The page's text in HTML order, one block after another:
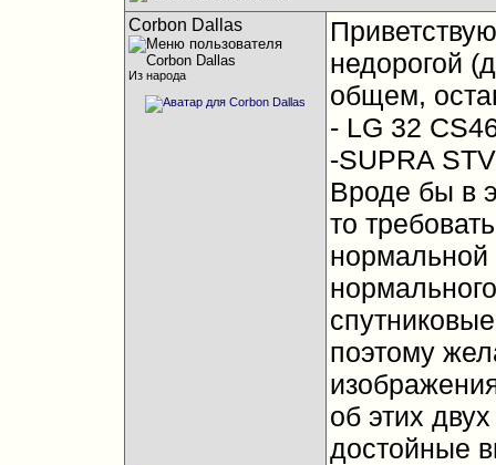
Corbon Dallas
Из народа
недорогой
общем,
- LG 32
-SUPRA
Вроде бы в
то
нормальной
поэтому
об этих
достойные